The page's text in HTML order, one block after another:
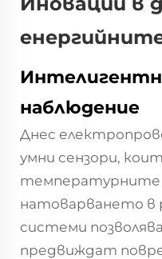
наблюдение
Днес
умни сензори,
температурните
натоварването в
системи
предвиждат